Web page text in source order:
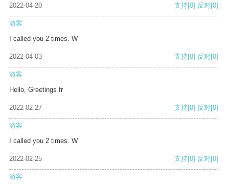
2022-04-20 支持[0] 反对[0]
游客
I called you 2 times. W
2022-04-03 支持[0] 反对[0]
游客
Hello, Greetings fr
2022-02-27 支持[0] 反对[0]
游客
I called you 2 times. W
2022-02-25 支持[0] 反对[0]
游客